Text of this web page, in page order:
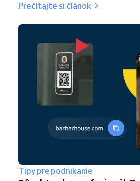
Prečítajte si článok
Tipy pre podnikanie